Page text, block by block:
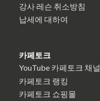
강사 레슨 취소방침
납세에 대하여
카페토크
YouTube 카페토크 채널
카페토크 랭킹
카페토크 쇼핑몰